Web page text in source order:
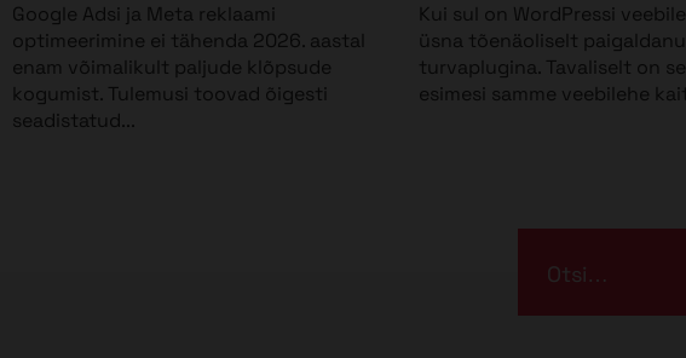
Google Adsi ja Meta reklaami
optimeerimine ei tähenda 2026. aastal
enam võimalikult paljude klõpsude
kogumist. Tulemusi toovad õigesti
seadistatud...
Kui sul on WordPressi
üsna tõenäoliselt
turvaplugina. Tavaliselt on
esimesi samme veebilehe
Otsi…